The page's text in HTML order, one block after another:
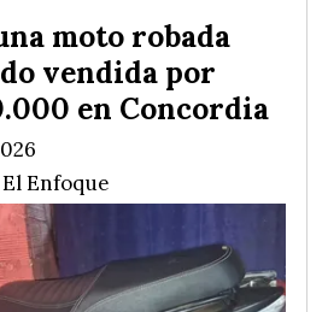
moto robada
vendida por
en Concordia
Enfoque